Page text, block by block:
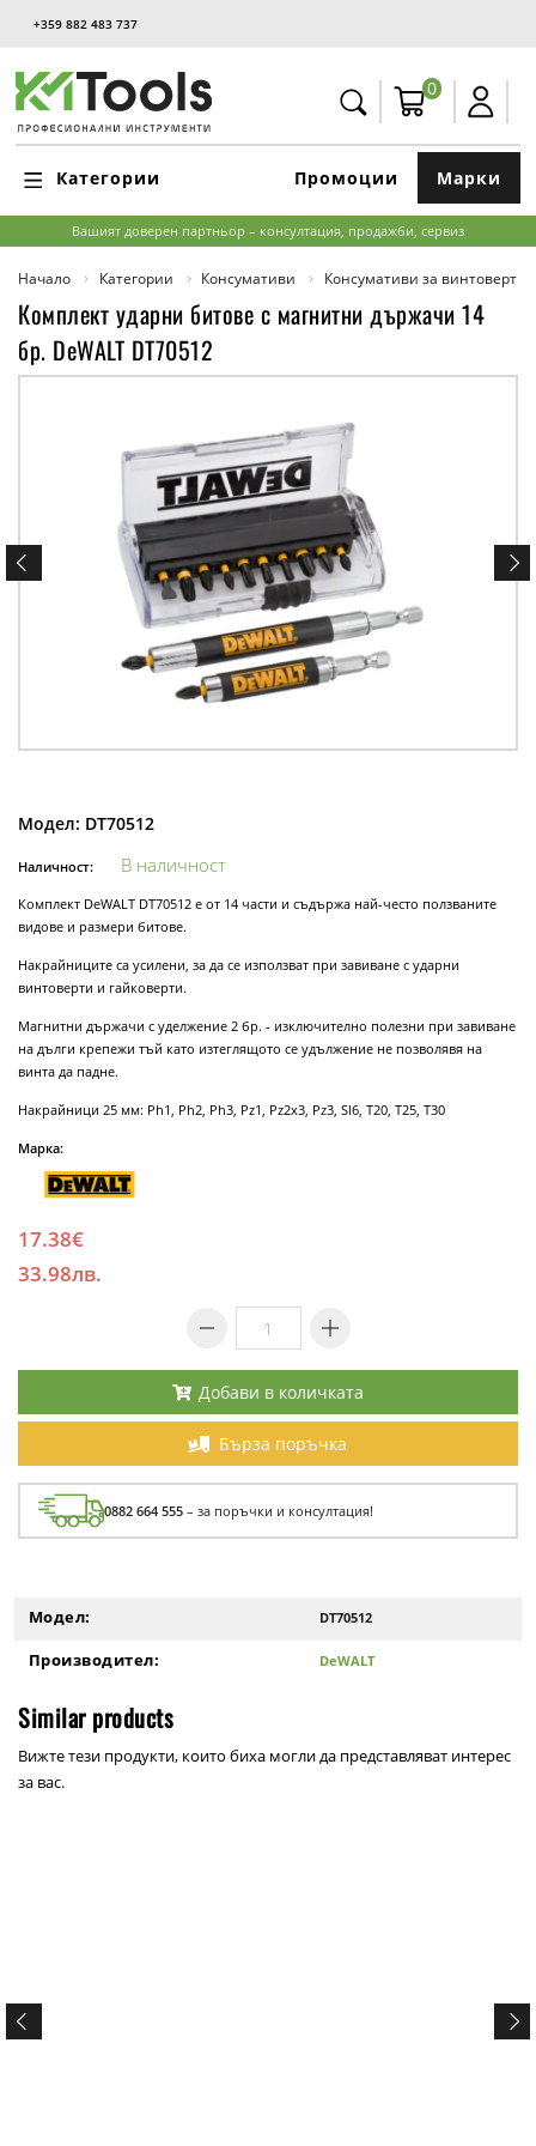
+359 882 483 737
0
Категории Марки
Промоции
Вашият доверен партньор – консултация, продажби, сервиз
Начало Категории Консумативи Консумативи за
Комплект ударни битове с магнитни държачи 14
бр. DeWALT DT70512
Модел: DT70512
Наличност: В наличност
Комплект DeWALT DT70512 е от 14 части и съдържа най-често ползваните
видове и размери битове.
Накрайниците са усилени, за да се използват при завиване с ударни
винтоверти и гайковерти.
Магнитни държачи с уделжение 2 бр. - изключително полезни при завиване
на дълги крепежи тъй като изтеглящото се удължение не позволявя на
винта да падне.
Накрайници 25 мм: Ph1, Ph2, Ph3, Pz1, Pz2x3, Pz3, Sl6, T20, T25, T30
Марка:
17.38€
33.98лв.
Добави в количката
Бърза поръчка
0882 664 555 – за поръчки и консултация!
Модел: DT70512
Производител: DeWALT
Similar products
Вижте тези продукти, които биха могли да представляват интерес
за вас.